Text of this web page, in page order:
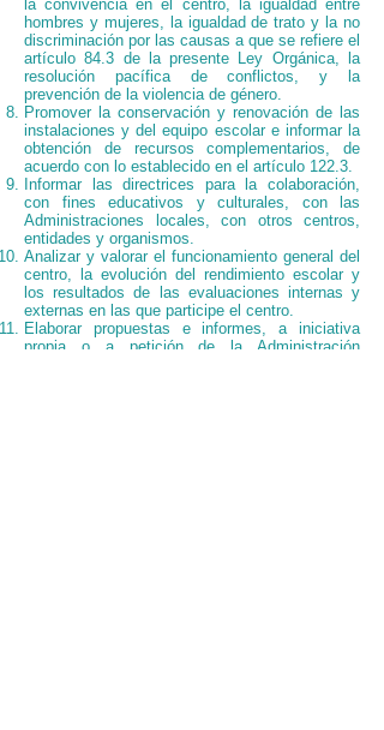
la convivencia en el centro, la igualdad entre
hombres y mujeres, la igualdad de trato y la no
discriminación por las causas a que se refiere el
artículo 84.3 de la presente Ley Orgánica, la
resolución pacífica de conflictos, y la
prevención de la violencia de género.
Promover la conservación y renovación de las
instalaciones y del equipo escolar e informar la
obtención de recursos complementarios, de
acuerdo con lo establecido en el artículo 122.3.
Informar las directrices para la colaboración,
con fines educativos y culturales, con las
Administraciones locales, con otros centros,
entidades y organismos.
Analizar y valorar el funcionamiento general del
centro, la evolución del rendimiento escolar y
los resultados de las evaluaciones internas y
externas en las que participe el centro.
Elaborar propuestas e informes, a iniciativa
propia o a petición de la Administración